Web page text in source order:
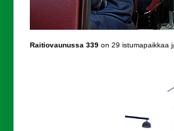
Raitiovaunussa 339on 29 istumapaikkaa